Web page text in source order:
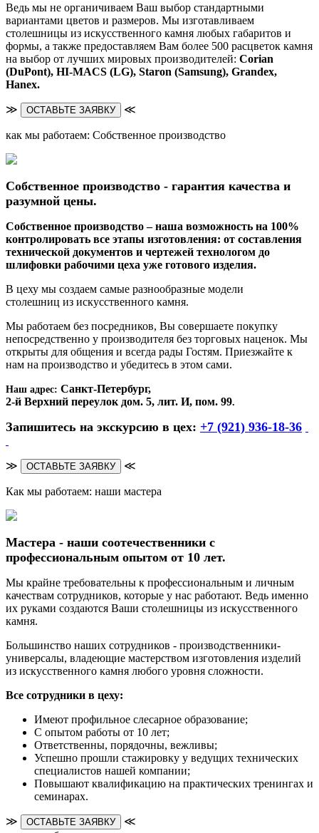
Ведь мы не органичиваем Ваш выбор стандартными
вариантами цветов и размеров. Мы изготавливаем
столешницы из искусственного камня любых габаритов и
формы, а также предоставляем Вам более 500 расцветок камня
на выбор от лучших мировых производителей: Corian
(DuPont), HI-MACS (LG), Staron (Samsung), Grandex,
Hanex.
≫ ОСТАВЬТЕ ЗАЯВКУ ≪
как мы работаем: Собственное производство
Собственное производство - гарантия качества и
разумной цены.
Собственное производство – наша возможность на 100%
контролировать все этапы изготовления: от составления
технической документов и чертежей технологом до
шлифовки рабочими цеха уже готового изделия.
В цеху мы создаем самые разнообразные модели
столешниц из искусственного камня.
Мы работаем без посредников, Вы совершаете покупку
непосредственно у производителя без торговых наценок. Мы
открыты для общения и всегда рады Гостям. Приезжайте к
нам на производство и убедитесь в этом сами.
Наш адрес: Санкт-Петербург,
2-й Верхний переулок дом. 5, лит. И, пом. 99.
Запишитесь на экскурсию в цех: +7 (921) 936-18-36
≫ ОСТАВЬТЕ ЗАЯВКУ ≪
Как мы работаем: наши мастера
Мастера - наши соотечественники с
профессиональным опытом от 10 лет.
Мы крайне требовательны к профессиональным и личным
качествам сотрудников, которые у нас работают. Ведь именно
их руками создаются Ваши столешницы из искусственного
камня.
Большинство наших сотрудников - производственники-
универсалы, владеющие мастерством изготовления изделий
из искусственного камня любого уровня сложности.
Все сотрудники в цеху:
Имеют профильное слесарное образование;
С опытом работы от 10 лет;
Ответственны, порядочны, вежливы;
Успешно прошли стажировку у ведущих технических
специалистов нашей компании;
Повышают квалификацию на практических тренингах и
семинарах.
≫ ОСТАВЬТЕ ЗАЯВКУ
≪